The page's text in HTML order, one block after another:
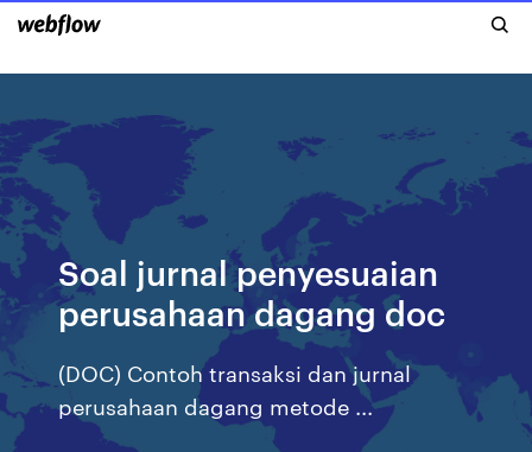
Soal jurnal penyesuaian
perusahaan dagang doc
(DOC) Contoh transaksi dan jurnal
perusahaan dagang metode ...